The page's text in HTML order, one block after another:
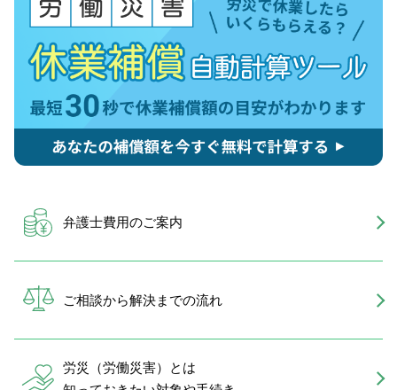
弁護士費用のご案内
ご相談から解決までの流れ
労災（労働災害）とは